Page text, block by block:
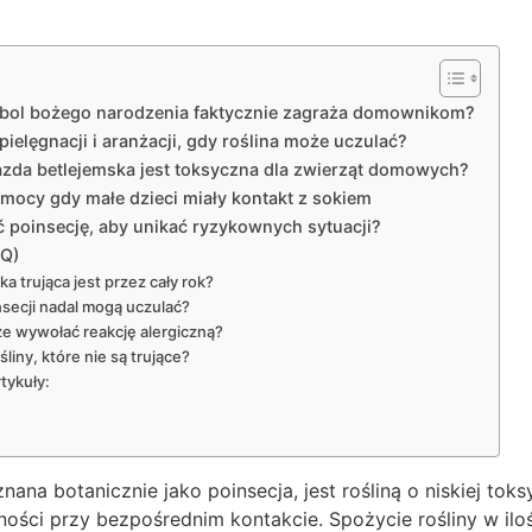
bożego narodzenia faktycznie zagraża domownikom?
i aranżacji, gdy roślina może uczulać?
betlejemska jest toksyczna dla zwierząt domowych?
gdy małe dzieci miały kontakt z sokiem
poinsecję, aby unikać ryzykownych sytuacji?
trująca jest przez cały rok?
nadal mogą uczulać?
wywołać reakcję alergiczną?
które nie są trujące?
botanicznie jako poinsecja, jest rośliną o niskiej
przy bezpośrednim kontakcie. Spożycie rośliny w